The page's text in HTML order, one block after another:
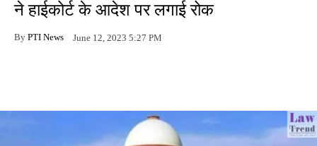
ने हाईकोर्ट के आदेश पर लगाई रोक
By PTI News June 12, 2023 5:27 PM